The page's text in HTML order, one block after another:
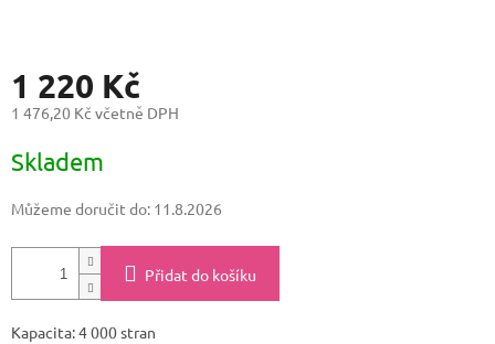
1 220 Kč
1 476,20 Kč včetně DPH
cena:
Skladem
Můžeme doručit do: 11.8.2026
Přidat do košíku
Kapacita: 4 000 stran